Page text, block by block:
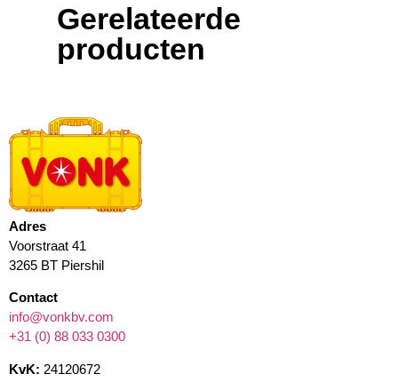
Gerelateerde
producten
Adres
Voorstraat 41
3265 BT Piershil
Contact
info@vonkbv.com
+31 (0) 88 033 0300
KvK: 24120672